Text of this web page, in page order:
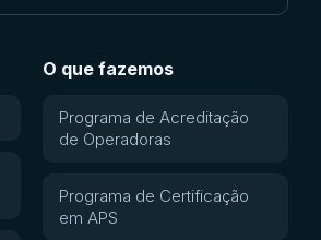
O que fazemos
Programa de Acreditação
de Operadoras
Programa de Certificação
em APS